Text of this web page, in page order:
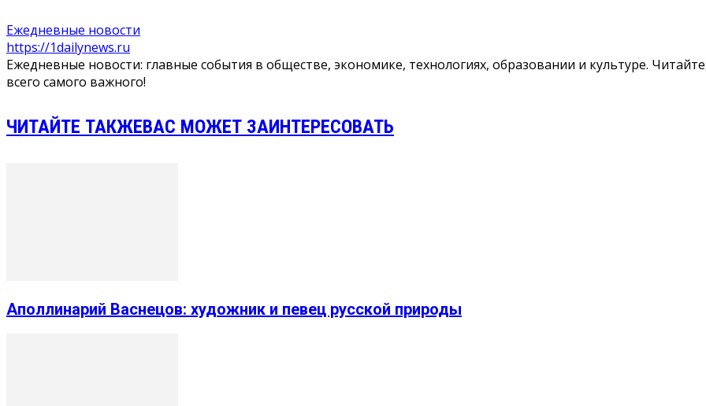
Ежедневные новости
https://1dailynews.ru
Ежедневные новости: главные события в обществе, экономике, технологиях, образовании и культуре.
всего самого важного!
ЧИТАЙТЕ ТАКЖЕВАС МОЖЕТ ЗАИНТЕРЕСОВАТЬ
Аполлинарий Васнецов: художник и певец русской природы